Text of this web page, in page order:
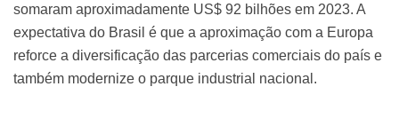
somaram aproximadamente US$ 92 bilhões em 2023. A
expectativa do Brasil é que a aproximação com a Europa
reforce a diversificação das parcerias comerciais do país e
também modernize o parque industrial nacional.